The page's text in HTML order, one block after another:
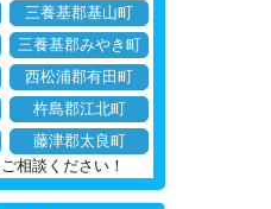
三養基郡基山町
三養基郡みやき町
西松浦郡有田町
杵島郡江北町
藤津郡太良町
相談ください！